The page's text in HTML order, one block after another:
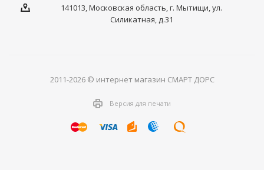
141013, Московская область, г. Мытищи, ул.
Силикатная, д.31
2011-2026 © интернет магазин СМАРТ ДОРС
Версия для печати